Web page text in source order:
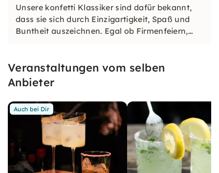
Unsere konfetti Klassiker sind dafür bekannt,
dass sie sich durch Einzigartigkeit, Spaß und
Buntheit auszeichnen. Egal ob Firmenfeiern,
erleben, welches Du so schnell nicht vergessen
wirst.
Veranstaltungen vom selben
Anbieter
Auch bei Dir